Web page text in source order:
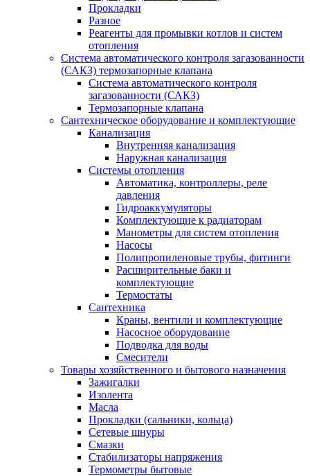
Прокладки
Разное
Реагенты для промывки котлов и систем
отопления
Система автоматического контроля загазованности
(САКЗ) термозапорные клапана
Система автоматического контроля
загазованности (САКЗ)
Термозапорные клапана
Сантехническое оборудование и комплектующие
Канализация
Внутренняя канализация
Наружная канализация
Системы отопления
Автоматика, контроллеры, реле
давления
Гидроаккумуляторы
Комплектующие к радиаторам
Манометры для систем отопления
Насосы
Полипропиленовые трубы, фитинги
Расширительные баки и
комплектующие
Термостаты
Сантехника
Краны, вентили и комплектующие
Насосное оборудование
Подводка для воды
Смесители
Товары хозяйственного и бытового назначения
Зажигалки
Изолента
Масла
Прокладки (сальники, кольца)
Сетевые шнуры
Смазки
Стабилизаторы напряжения
Термометры бытовые